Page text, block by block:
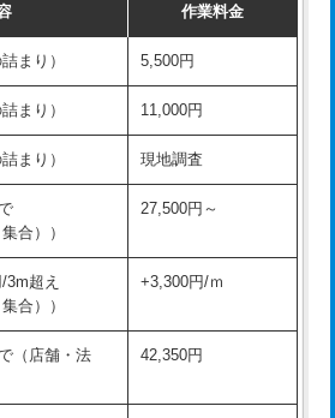
まで） 27,500円
超え） 38,500円
38,500円
現場見積
16,500円
現場見積
での価格です。
） 13,200円
） 16,500円
分岐水栓） 16,500円
工) 16,500円
め)
設置) 5,500円
用（バンド止
5,500円
・埋め戻し作
11,000円
作業料金
まり） 5,500円
まり） 11,000円
まり） 現地調査
合））
27,500円～
超え
合））
+3,300円/ｍ
（店舗・法
42,350円